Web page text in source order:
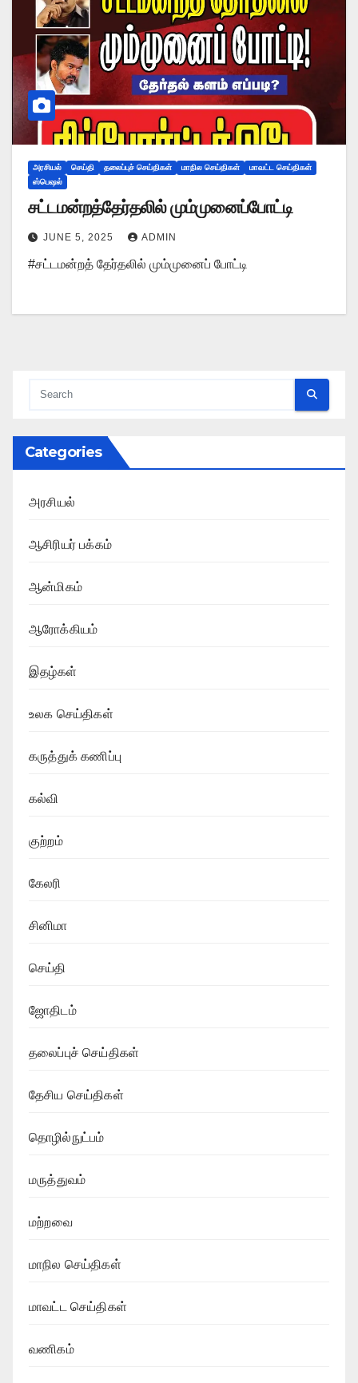
அரசியல் செய்தி தலைப்புச் செய்திகள் மாநில செய்திகள்
மாவட்ட செய்திகள்
ஸ்பெஷல்
சட்டமன்றத்தேர்தலில் மும்முனைப்போட்டி
JUNE 5, 2025 ADMIN
#சட்டமன்றத் தேர்தலில் மும்முனைப் போட்டி
Categories
அரசியல்
ஆசிரியர் பக்கம்
ஆன்மிகம்
ஆரோக்கியம்
இதழ்கள்
உலக செய்திகள்
கருத்துக் கணிப்பு
கல்வி
குற்றம்
கேலரி
சினிமா
செய்தி
ஜோதிடம்
தலைப்புச் செய்திகள்
தேசிய செய்திகள்
தொழில்நுட்பம்
மருத்துவம்
மற்றவை
மாநில செய்திகள்
மாவட்ட செய்திகள்
வணிகம்